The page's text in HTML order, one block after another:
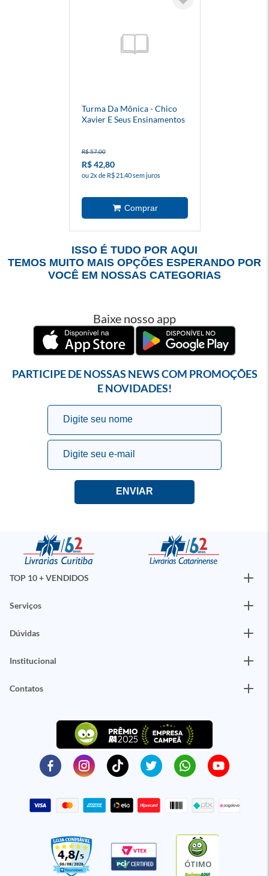
Turma Da Mônica - Chico
Xavier E Seus Ensinamentos
R$ 57,00
R$ 42,80
ou 2x de R$ 21,40 sem juros
ISSO É TUDO POR AQUI
TEMOS MUITO MAIS OPÇÕES ESPERANDO POR
VOCÊ EM NOSSAS CATEGORIAS
Baixe nosso app
PARTICIPE DE NOSSAS NEWS COM PROMOÇÕES
E NOVIDADES!
TOP 10 + VENDIDOS
Serviços
Dúvidas
Institucional
Contatos
ÓTIMO